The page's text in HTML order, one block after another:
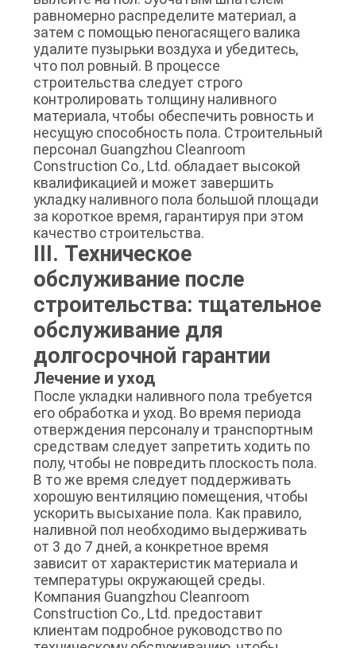
равномерно распределите материал, а
затем с помощью пеногасящего валика
удалите пузырьки воздуха и убедитесь,
что пол ровный. В процессе
строительства следует строго
контролировать толщину наливного
материала, чтобы обеспечить ровность и
несущую способность пола. Строительный
персонал Guangzhou Cleanroom
Construction Co., Ltd. обладает высокой
квалификацией и может завершить
укладку наливного пола большой площади
за короткое время, гарантируя при этом
качество строительства.
III. Техническое
обслуживание после
строительства: тщательное
обслуживание для
долгосрочной гарантии
Лечение и уход
После укладки наливного пола требуется
его обработка и уход. Во время периода
отверждения персоналу и транспортным
средствам следует запретить ходить по
полу, чтобы не повредить плоскость пола.
В то же время следует поддерживать
хорошую вентиляцию помещения, чтобы
ускорить высыхание пола. Как правило,
наливной пол необходимо выдерживать
от 3 до 7 дней, а конкретное время
зависит от характеристик материала и
температуры окружающей среды.
Компания Guangzhou Cleanroom
Construction Co., Ltd. предоставит
клиентам подробное руководство по